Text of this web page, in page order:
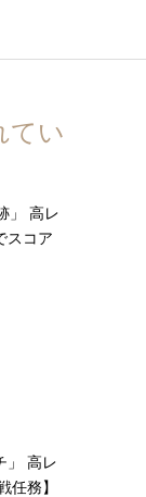
てい
」 高レ
スコア
」 高レ
任務】